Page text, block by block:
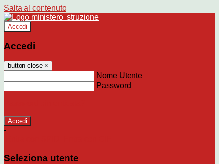
Salta al contenuto
Accedi
Accedi
button close ×
Nome Utente
Password
-
Seleziona utente